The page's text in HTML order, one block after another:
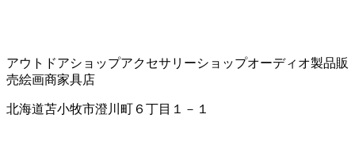
アウトドアショップアクセサリーショップオーディオ製品販
売絵画商家具店
北海道苫小牧市澄川町６丁目１－１